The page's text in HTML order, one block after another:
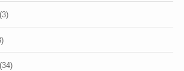
(3)
(34)